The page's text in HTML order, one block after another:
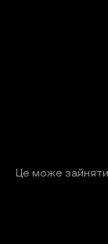
Це може зайняти